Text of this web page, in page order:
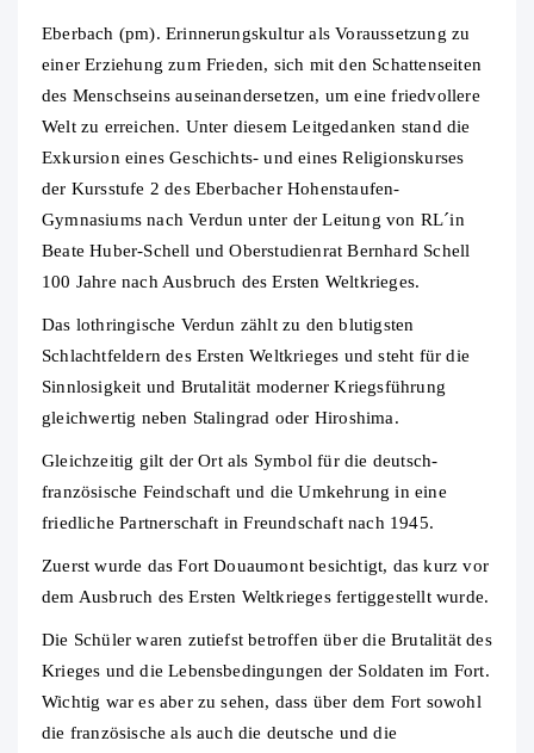
Eberbach (pm). Erinnerungskultur als Voraussetzung zu
einer Erziehung zum Frieden, sich mit den Schattenseiten
des Menschseins auseinandersetzen, um eine friedvollere
Welt zu erreichen. Unter diesem Leitgedanken stand die
Exkursion eines Geschichts- und eines Religionskurses
der Kursstufe 2 des Eberbacher Hohenstaufen-
Gymnasiums nach Verdun unter der Leitung von RL´in
Beate Huber-Schell und Oberstudienrat Bernhard Schell
100 Jahre nach Ausbruch des Ersten Weltkrieges.
Das lothringische Verdun zählt zu den blutigsten
Schlachtfeldern des Ersten Weltkrieges und steht für die
Sinnlosigkeit und Brutalität moderner Kriegsführung
gleichwertig neben Stalingrad oder Hiroshima.
Gleichzeitig gilt der Ort als Symbol für die deutsch-
französische Feindschaft und die Umkehrung in eine
friedliche Partnerschaft in Freundschaft nach 1945.
Zuerst wurde das Fort Douaumont besichtigt, das kurz vor
dem Ausbruch des Ersten Weltkrieges fertiggestellt wurde.
Die Schüler waren zutiefst betroffen über die Brutalität des
Krieges und die Lebensbedingungen der Soldaten im Fort.
Wichtig war es aber zu sehen, dass über dem Fort sowohl
die französische als auch die deutsche und die